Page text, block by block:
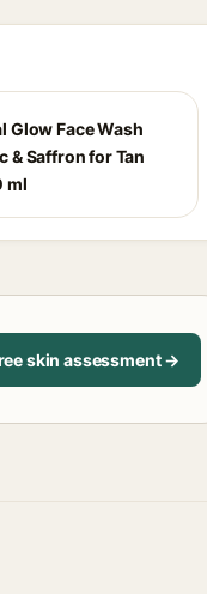
Glow Face Wash
& Saffron for Tan
ml
skin assessment →